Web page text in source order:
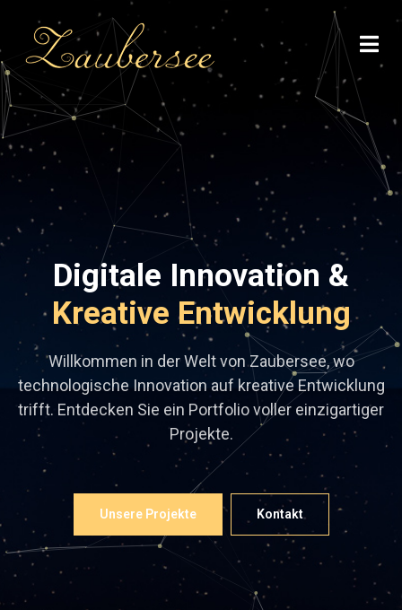
Digitale Innovation &
Kreative Entwicklung
Willkommen in der Welt von Zaubersee, wo
technologische Innovation auf kreative Entwicklung
trifft. Entdecken Sie ein Portfolio voller einzigartiger
Projekte.
Unsere Projekte Kontakt